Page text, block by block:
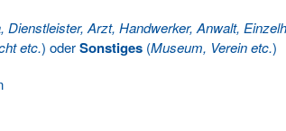
Dienstleister, Arzt, Handwerker, Anwalt,
etc.) oderSonstiges (Museum, Verein etc.)